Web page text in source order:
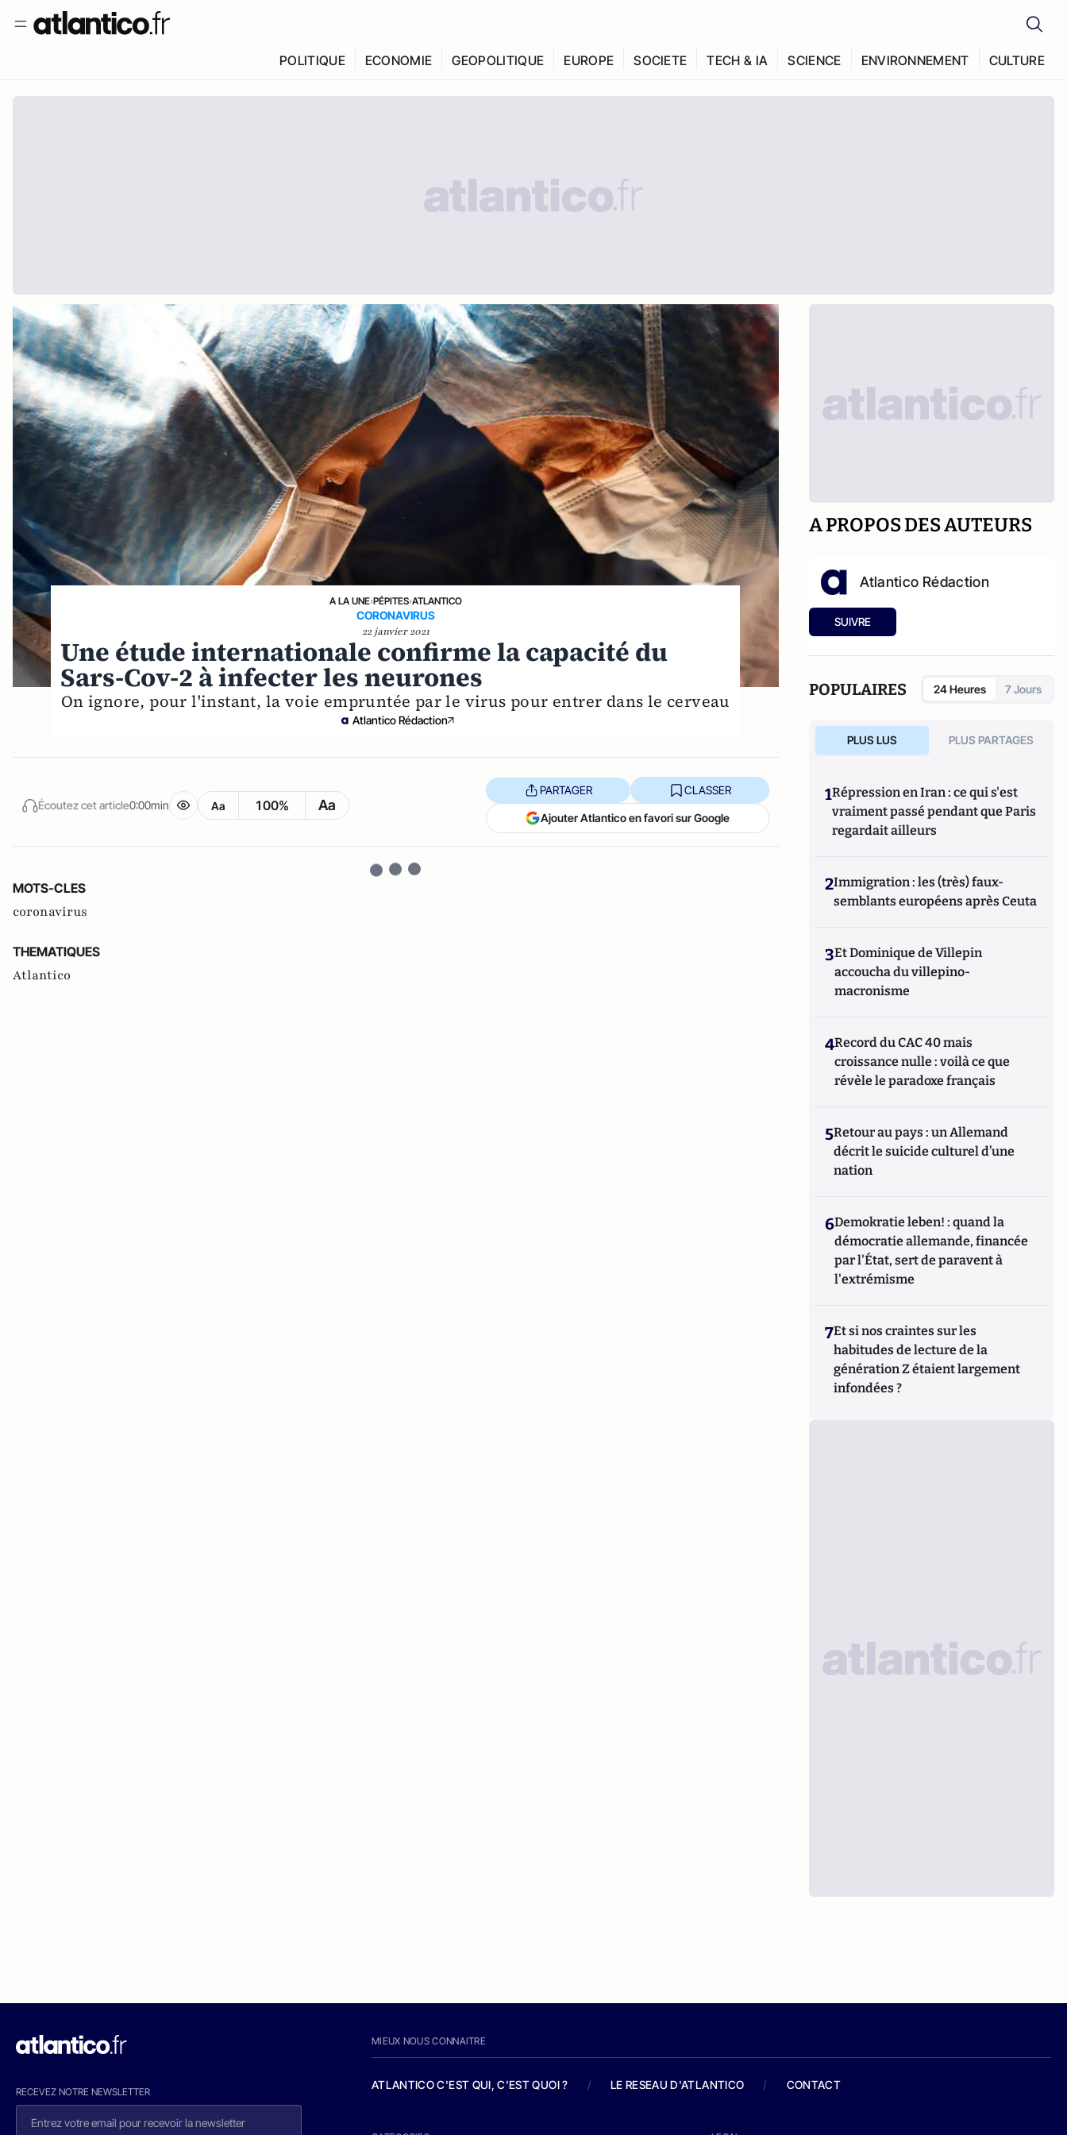
POLITIQUE ECONOMIE GEOPOLITIQUE EUROPE SOCIETE TECH & IA SCIENCE ENVIRONNEMENT CULTURE
A LA UNE›PÉPITES›ATLANTICO
CORONAVIRUS
22 janvier 2021
Une étude internationale confirme la capacité du
Sars-Cov-2 à infecter les neurones
On ignore, pour l'instant, la voie empruntée par le virus pour entrer dans le cerveau
Atlantico Rédaction
Écoutez cet article0:00min Aa 100% Aa
PARTAGER CLASSER
Ajouter Atlantico en favori sur Google
MOTS-CLES
coronavirus
THEMATIQUES
Atlantico
A PROPOS DES AUTEURS
Atlantico Rédaction
SUIVRE
POPULAIRES 24 Heures 7 Jours
PLUS LUS PLUS PARTAGES
1Répression en Iran : ce qui s'est
vraiment passé pendant que Paris
regardait ailleurs
2Immigration : les (très) faux-
semblants européens après Ceuta
3Et Dominique de Villepin
accoucha du villepino-
macronisme
4Record du CAC 40 mais
croissance nulle : voilà ce que
révèle le paradoxe français
5Retour au pays : un Allemand
décrit le suicide culturel d’une
nation
6Demokratie leben! : quand la
démocratie allemande, financée
par l'État, sert de paravent à
l'extrémisme
7Et si nos craintes sur les
habitudes de lecture de la
génération Z étaient largement
infondées ?
RECEVEZ NOTRE NEWSLETTER
MIEUX NOUS CONNAITRE
ATLANTICO C'EST QUI, C'EST QUOI ? / LE RESEAU D'ATLANTICO / CONTACT